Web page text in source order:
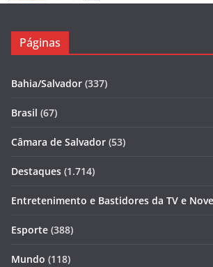
Páginas
Bahia/Salvador (337)
Brasil (67)
Câmara de Salvador (53)
Destaques (1.714)
Entretenimento e Bastidores da TV e
Esporte (388)
Mundo (118)